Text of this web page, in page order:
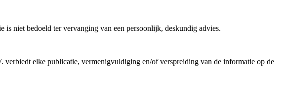
niet bedoeld ter vervanging van een persoonlijk, deskundig advies.
elke publicatie, vermenigvuldiging en/of verspreiding van de informatie op de